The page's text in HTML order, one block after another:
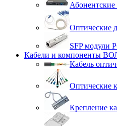
Оптические
SFP модули
Кабели и компоненты
Кабель
Оптические
Крепление